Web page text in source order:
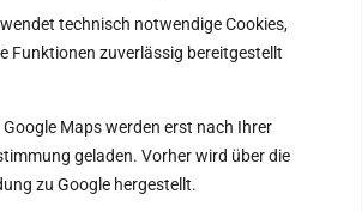
technisch notwendige Cookies,
Funktionen zuverlässig bereitgestellt
Maps werden erst nach Ihrer
geladen. Vorher wird über die
zu Google hergestellt.